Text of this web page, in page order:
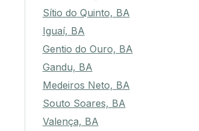
Sítio do Quinto, BA
Iguaí, BA
Gentio do Ouro, BA
Gandu, BA
Medeiros Neto, BA
Souto Soares, BA
Valença, BA